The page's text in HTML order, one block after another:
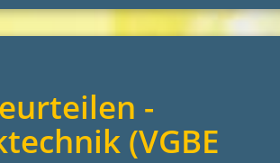
-
(VGBE